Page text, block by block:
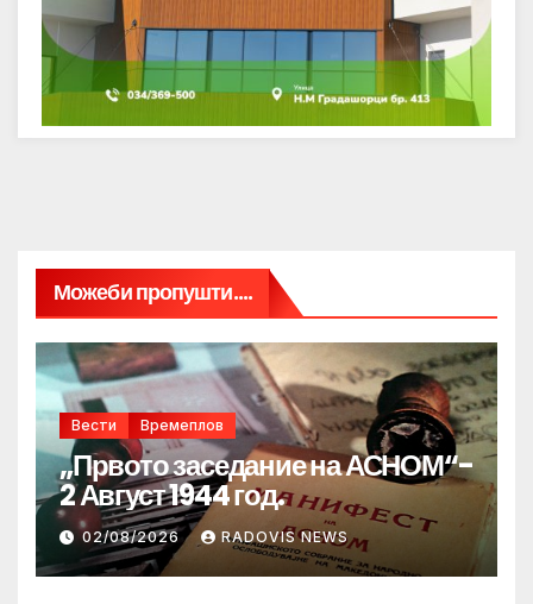
Можеби пропушти....
Вести Времеплов
„Првото заседание на АСНОМ“-
2 Август 1944 год.
02/08/2026 RADOVIS NEWS